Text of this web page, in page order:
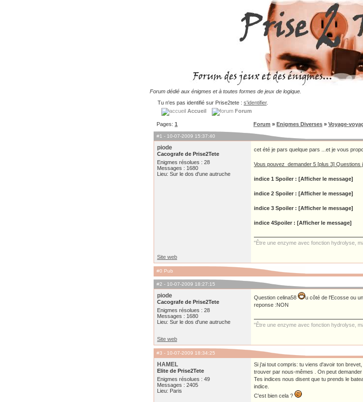
Forum dédié aux énigmes et à toutes formes de jeux de logique.
Tu n'es pas identifié sur Prise2tete : s'identifier.
Accueil
Forum
Pages: 1 Forum » Enigmes Diverses » Voyage-
#1 - 10-07-2009 15:37:40
piode
Cacografe de Prise2Tete
Enigmes résolues : 28
Messages : 1680
Lieu: Sur le dos d'une autruche
cet été je pars quelque pars ...et je vous
Vous pouvez demander 5 [plus 3] Questions
indice 1 Spoiler : [Afficher le message]
indice 2 Spoiler : [Afficher le message]
indice 3 Spoiler : [Afficher le message]
indice 4Spoiler : [Afficher le message]
"Être une enzyme avec fonction hydrolyse,
Site web
#0 Pub
#2 - 10-07-2009 18:27:15
piode
Cacografe de Prise2Tete
Enigmes résolues : 28
Messages : 1680
Lieu: Sur le dos d'une autruche
Question celina58
u côté de l'Ecosse ou
reponse :NON
"Être une enzyme avec fonction hydrolyse,
Site web
#3 - 10-07-2009 18:34:25
HAMEL
Elite de Prise2Tete
Enigmes résolues : 49
Messages : 2405
Lieu: Paris
Si j'ai tout compris: tu viens d'avoir ton
trouver par nous-mêmes . On peut
Tes indices nous disent que tu prends le
indice.
C'est bien cela ?